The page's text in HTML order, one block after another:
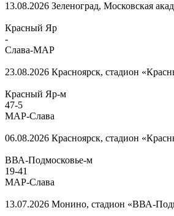
13.08.2026 Зеленоград, Московская
Красный Яр
-
Слава-МАР
23.08.2026 Красноярск, стадион
Красный Яр-м
47-5
МАР-Слава
06.08.2026 Красноярск, стадион
ВВА-Подмосковье-м
19-41
МАР-Слава
13.07.2026 Монино, стадион «ВВА-